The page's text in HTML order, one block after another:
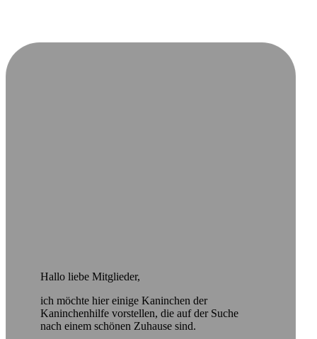
Hallo liebe Mitglieder,
ich möchte hier einige Kaninchen der
Kaninchenhilfe vorstellen, die auf der Suche
nach einem schönen Zuhause sind.